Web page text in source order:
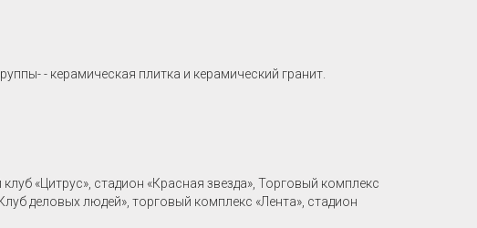
- керамическая плитка и керамический гранит.
«Цитрус», стадион «Красная звезда», Торговый комплекс
деловых людей», торговый комплекс «Лента», стадион